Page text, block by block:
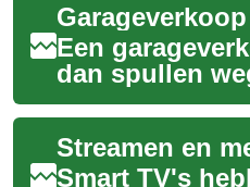
Een
dan spullen
een
manier om
te scoren. I...
Smart TV's